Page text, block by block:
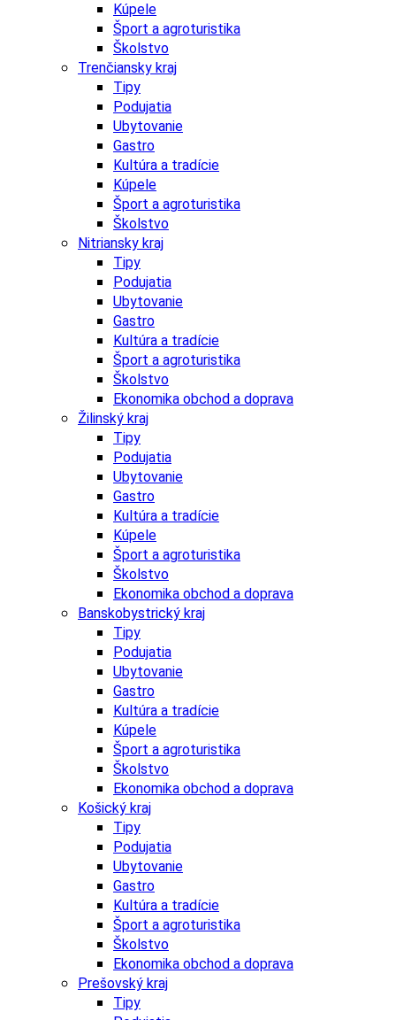
Kúpele
Šport a agroturistika
Školstvo
Trenčiansky kraj
Tipy
Podujatia
Ubytovanie
Gastro
Kultúra a tradície
Kúpele
Šport a agroturistika
Školstvo
Nitriansky kraj
Tipy
Podujatia
Ubytovanie
Gastro
Kultúra a tradície
Šport a agroturistika
Školstvo
Ekonomika obchod a doprava
Žilinský kraj
Tipy
Podujatia
Ubytovanie
Gastro
Kultúra a tradície
Kúpele
Šport a agroturistika
Školstvo
Ekonomika obchod a doprava
Banskobystrický kraj
Tipy
Podujatia
Ubytovanie
Gastro
Kultúra a tradície
Kúpele
Šport a agroturistika
Školstvo
Ekonomika obchod a doprava
Košický kraj
Tipy
Podujatia
Ubytovanie
Gastro
Kultúra a tradície
Šport a agroturistika
Školstvo
Ekonomika obchod a doprava
Prešovský kraj
Tipy